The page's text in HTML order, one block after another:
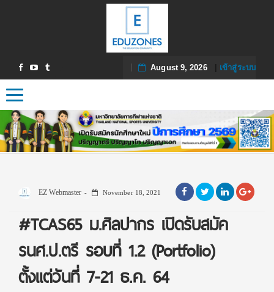
August 9, 2026| เข้าสู่ระบบ
Toggle navigation
EZ Webmaster November 18, 2021
#TCAS65 ม.ศิลปากร เปิดรับสมัค
รนศ.ป.ตรี รอบที่ 1.2 (Portfolio)
ตั้งแต่วันที่ 7-21 ธ.ค. 64